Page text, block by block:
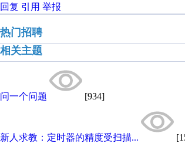
回复 引用 举报
热门招聘
相关主题
问一个问题 [934]
新人求教：定时器的精度受扫描...